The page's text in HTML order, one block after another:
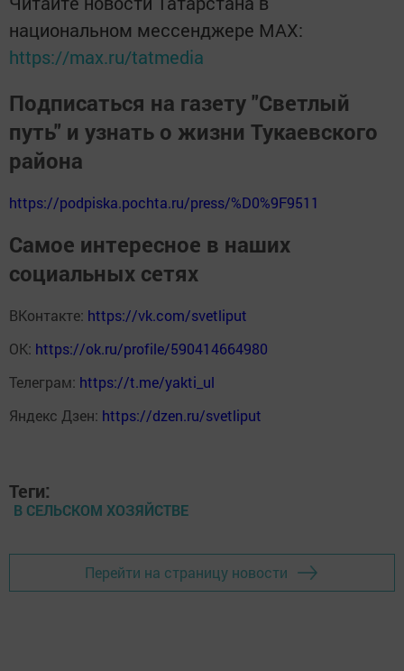
национальном мессенджере MАХ:
https://max.ru/tatmedia
Подписаться на газету "Светлый
путь" и узнать о жизни Тукаевского
района
https://podpiska.pochta.ru/press/%D0%9F9511
Самое интересное в наших
социальных сетях
ВКонтакте: https://vk.com/svetliput
ОК: https://ok.ru/profile/590414664980
Телеграм: https://t.me/yakti_ul
Яндекс Дзен: https://dzen.ru/svetliput
Теги:
В СЕЛЬСКОМ ХОЗЯЙСТВЕ
Перейти на страницу новости